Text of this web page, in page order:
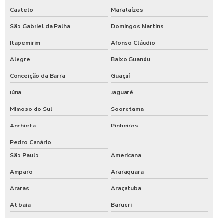
Castelo Marataízes
São Gabriel da Palha Domingos Martins
Itapemirim Afonso Cláudio
Alegre Baixo Guandu
Conceição da Barra Guaçuí
Iúna Jaguaré
Mimoso do Sul Sooretama
Anchieta Pinheiros
Pedro Canário
São Paulo
Americana
Amparo Araraquara
Araras Araçatuba
Atibaia Barueri